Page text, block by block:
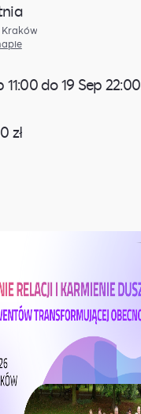
11:00 do 19 Sep 22:00
zł